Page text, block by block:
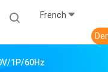
French
1P/60Hz